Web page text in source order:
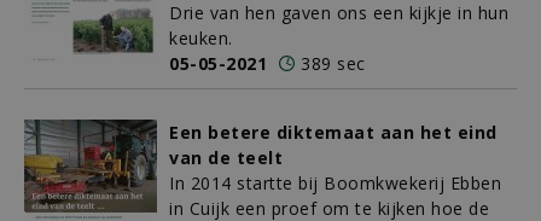
Drie van hen gaven ons een kijkje in hun
keuken.
05-05-2021
389 sec
Een betere diktemaat aan het eind
van de teelt
In 2014 startte bij Boomkwekerij Ebben
in Cuijk een proef om te kijken hoe de